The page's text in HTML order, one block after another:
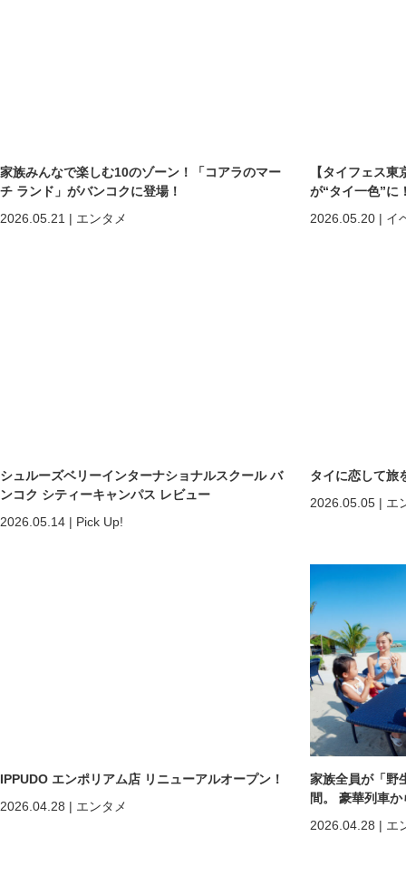
家族みんなで楽しむ10のゾーン！「コアラのマー
チ ランド」がバンコクに登場！
2026.05.21 | エンタメ
【タイフェス
が“タイ一色”に
2026.05.20 | イ
シュルーズベリーインターナショナルスクール バ
ンコク シティーキャンパス レビュー
2026.05.14 | Pick Up!
タイに恋して旅
2026.05.05 | エ
IPPUDO エンポリアム店 リニューアルオープン！
2026.04.28 | エンタメ
家族全員が「野
間。 豪華列車
2026.04.28 | エ